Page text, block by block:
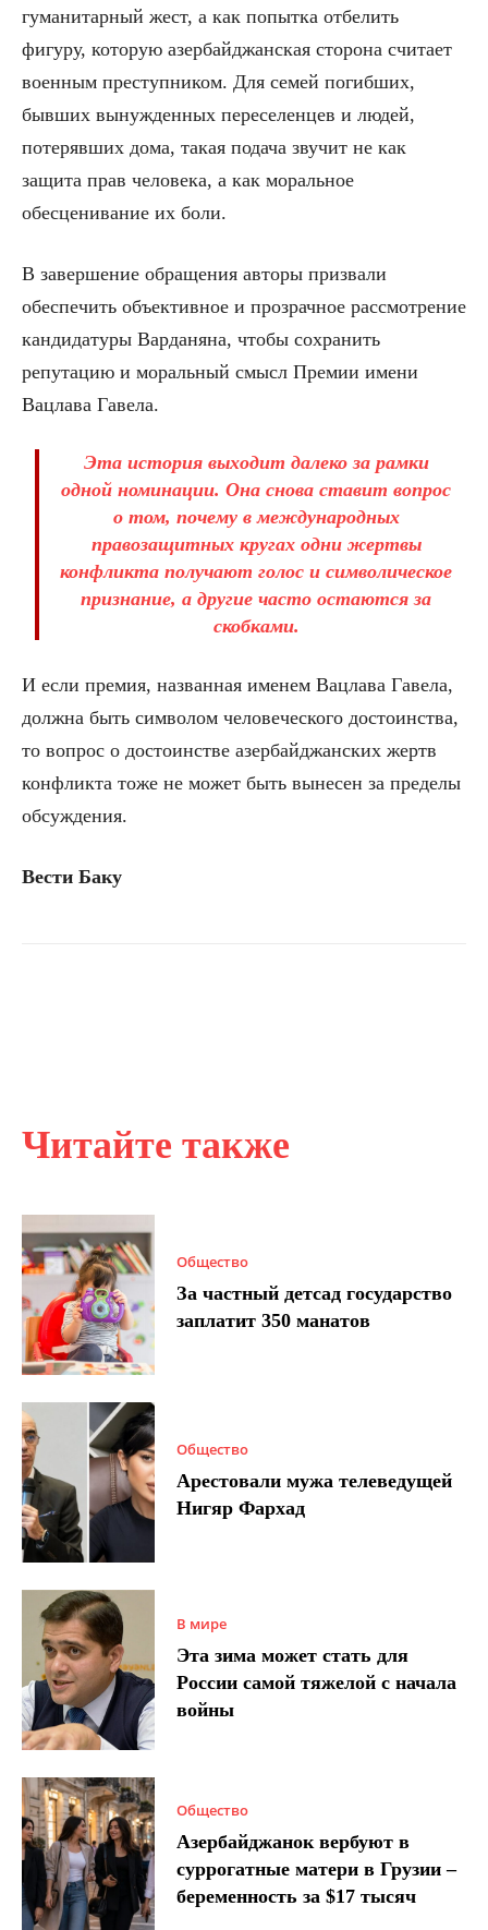
Читайте также
Общество
За частный детсад государство
заплатит 350 манатов
Общество
Арестовали мужа телеведущей
Нигяр Фархад
В мире
Эта зима может стать для
России самой тяжелой с начала
войны
Общество
Азербайджанок вербуют в
суррогатные матери в Грузии –
беременность за $17 тысяч
гуманитарный жест, а как попытка отбелить
фигуру, которую азербайджанская сторона считает
военным преступником. Для семей погибших,
бывших вынужденных переселенцев и людей,
потерявших дома, такая подача звучит не как
защита прав человека, а как моральное
обесценивание их боли.
В завершение обращения авторы призвали
обеспечить объективное и прозрачное рассмотрение
кандидатуры Варданяна, чтобы сохранить
репутацию и моральный смысл Премии имени
Вацлава Гавела.
Эта история выходит далеко за рамки
одной номинации. Она снова ставит вопрос
о том, почему в международных
правозащитных кругах одни жертвы
конфликта получают голос и символическое
признание, а другие часто остаются за
скобками.
И если премия, названная именем Вацлава Гавела,
должна быть символом человеческого достоинства,
то вопрос о достоинстве азербайджанских жертв
конфликта тоже не может быть вынесен за пределы
обсуждения.
Вести Баку